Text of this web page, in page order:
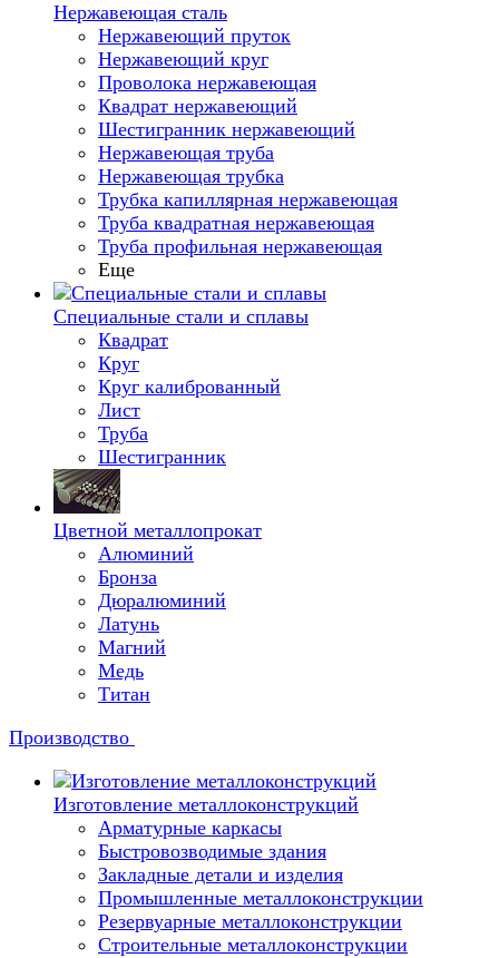
Нержавеющая сталь
Нержавеющий пруток
Нержавеющий круг
Проволока нержавеющая
Квадрат нержавеющий
Шестигранник нержавеющий
Нержавеющая труба
Нержавеющая трубка
Трубка капиллярная нержавеющая
Труба квадратная нержавеющая
Труба профильная нержавеющая
Еще
Специальные стали и сплавы
Квадрат
Круг
Круг калиброванный
Лист
Труба
Шестигранник
Цветной металлопрокат
Алюминий
Бронза
Дюралюминий
Латунь
Магний
Медь
Титан
Производство
Изготовление металлоконструкций
Арматурные каркасы
Быстровозводимые здания
Закладные детали и изделия
Промышленные металлоконструкции
Резервуарные металлоконструкции
Строительные металлоконструкции